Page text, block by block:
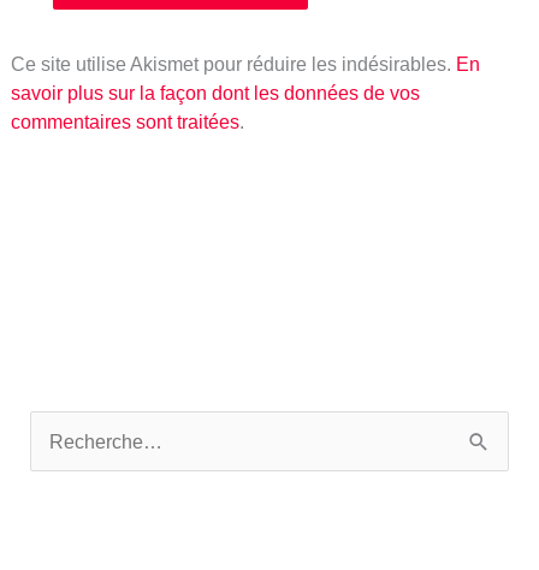
Ce site utilise Akismet pour réduire les indésirables. En
savoir plus sur la façon dont les données de vos
commentaires sont traitées.
e